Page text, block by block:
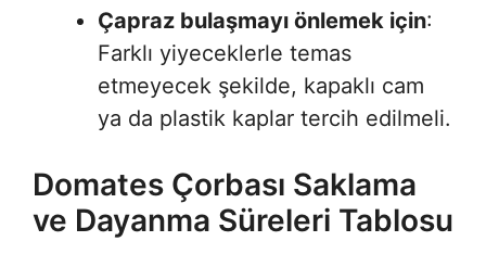
Çapraz bulaşmayı önlemek için:
Farklı yiyeceklerle temas
etmeyecek şekilde, kapaklı cam
ya da plastik kaplar tercih edilmeli.
Domates Çorbası Saklama
ve Dayanma Süreleri Tablosu